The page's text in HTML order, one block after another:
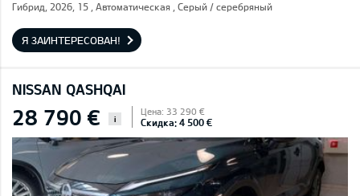
Гибрид, 2026, 15 , Автоматическая , Серый / cеребряный
Я ЗАИНТЕРЕСОВАН!
NISSAN QASHQAI
28 790 € i
Цена: 33 290 €
Скидка: 4 500 €